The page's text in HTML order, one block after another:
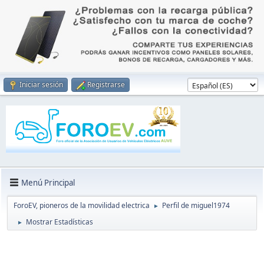
Iniciar sesión Registrarse
Menú Principal
ForoEV, pioneros de la movilidad electrica ► Perfil de miguel1974
► Mostrar Estadísticas